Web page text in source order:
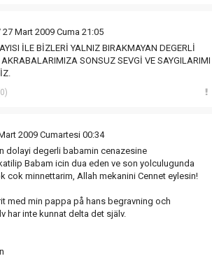
27 Mart 2009 Cuma 21:05
İLE BİZLERİ YALNIZ BIRAKMAYAN DEGERLİ
SONSUZ SEVGİ VE SAYGILARIMI
2009 Cumartesi 00:34
dolayi degerli babamin cenazesine
Babam icin dua eden ve son yolculugunda
cok minnettarim, Allah mekanini Cennet eylesin!
med min pappa på hans begravning och
har inte kunnat delta det själv.